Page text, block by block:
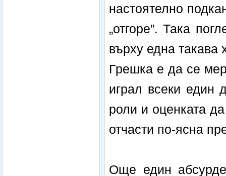
настоятелно
„отгоре”. Така
върху една такава
Грешка е да се
играл всеки един
роли и оценката
отчасти по-ясна
Още един